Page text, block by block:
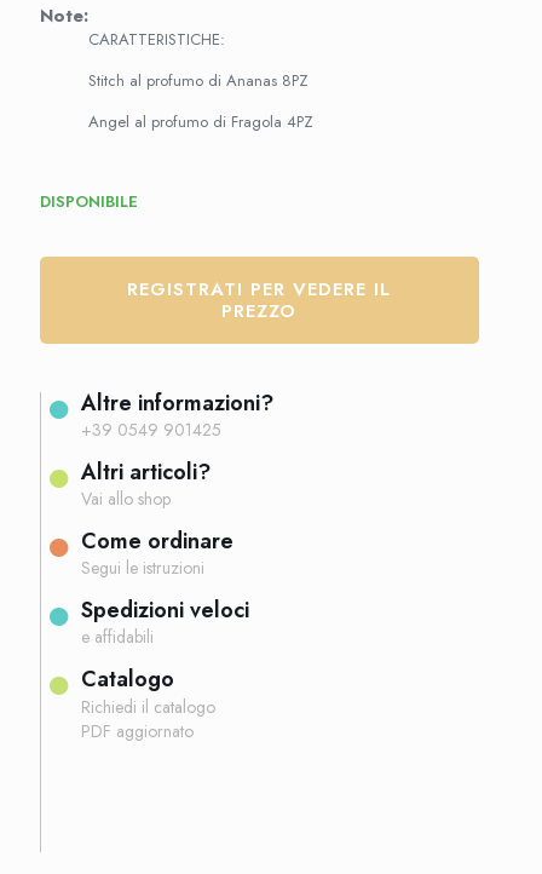
Note:
CARATTERISTICHE:
Stitch al profumo di Ananas 8PZ
Angel al profumo di Fragola 4PZ
DISPONIBILE
REGISTRATI PER VEDERE IL
PREZZO
Altre informazioni?
+39 0549 901425
Altri articoli?
Vai allo shop
Come ordinare
Segui le istruzioni
Spedizioni veloci
e affidabili
Catalogo
Richiedi il catalogo
PDF aggiornato